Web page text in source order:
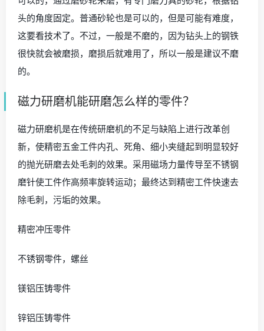
头的角度固定。普通砂轮也是可以的，但是可能有难度，
这要看技术了。不过，一般是不磨的，因为钻头上的钢铁
很快就会被磨损，磨损后就难用了，所以一般是建议不磨
的。
磁力研磨机能研磨怎么样的零件？
磁力研磨机是在传统研磨机的不足与缺陷上进行改革创
新，使精密五金工件内孔、死角、细小夹缝起到明显较好
的抛光研磨去处毛刺的效果。采用磁场力量传导至不锈钢
磨针使工件作高频率旋转运动；最终达到精密工件快速去
除毛刺，污垢的效果。
精密冲压零件
不锈钢零件，螺丝
镁铝压铸零件
锌铝压铸零件